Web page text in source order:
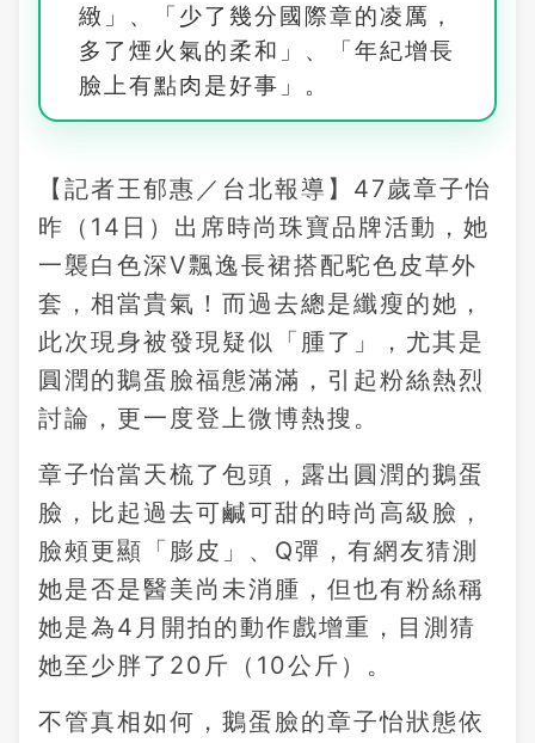
緻」、「少了幾分國際章的凌厲，
多了煙火氣的柔和」、「年紀增長
臉上有點肉是好事」。
【記者王郁惠／台北報導】47歲章子怡
昨（14日）出席時尚珠寶品牌活動，她
一襲白色深V飄逸長裙搭配駝色皮草外
套，相當貴氣！而過去總是纖瘦的她，
此次現身被發現疑似「腫了」，尤其是
圓潤的鵝蛋臉福態滿滿，引起粉絲熱烈
討論，更一度登上微博熱搜。
章子怡當天梳了包頭，露出圓潤的鵝蛋
臉，比起過去可鹹可甜的時尚高級臉，
臉頰更顯「膨皮」、Q彈，有網友猜測
她是否是醫美尚未消腫，但也有粉絲稱
她是為4月開拍的動作戲增重，目測猜
她至少胖了20斤（10公斤）。
不管真相如何，鵝蛋臉的章子怡狀態依